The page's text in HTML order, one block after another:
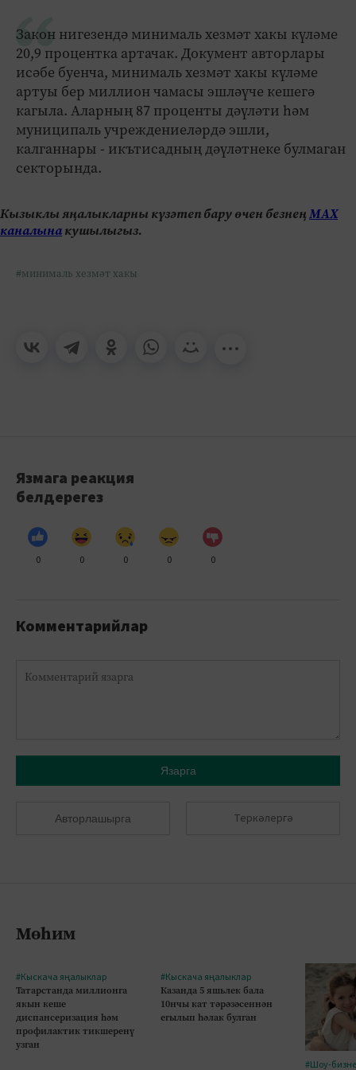
Закон нигезендә минималь хезмәт хакы күләме
20,9 процентка артачак. Документ авторлары
исәбе буенча, минималь хезмәт хакы күләме
артуы бер миллион чамасы эшләүче кешегә
кагыла. Аларның 87 проценты дәүләти һәм
муниципаль учреждениеләрдә эшли,
калганнары - икътисадның дәүләтнеке булмаган
секторында.
Кызыклы яңалыкларны күзәтеп бару өчен безнеңМАХ
каналынакушылыгыз.
#минималь хезмәт хакы
Язмага реакция
белдерегез
0 0 0 0 0
Комментарийлар
Язарга
Авторлашырга Теркәлергә
Мөһим
#Кыскача яңалыклар
Татарстанда миллионга
якын кеше
диспансеризация һәм
профилактик тикшеренү
узган
#Кыскача яңалыклар
Казанда 5 яшьлек бала
10нчы кат тәрәзәсеннән
егылып һәлак булган
#Шоу-